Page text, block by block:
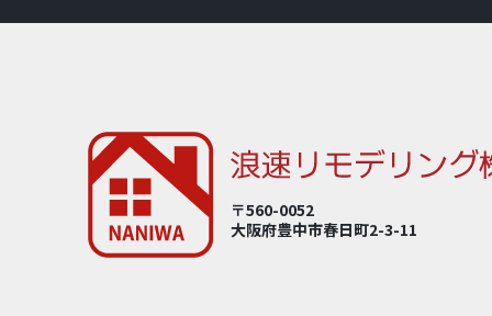
〒560-0052
大阪府豊中市春⽇町2-3-11